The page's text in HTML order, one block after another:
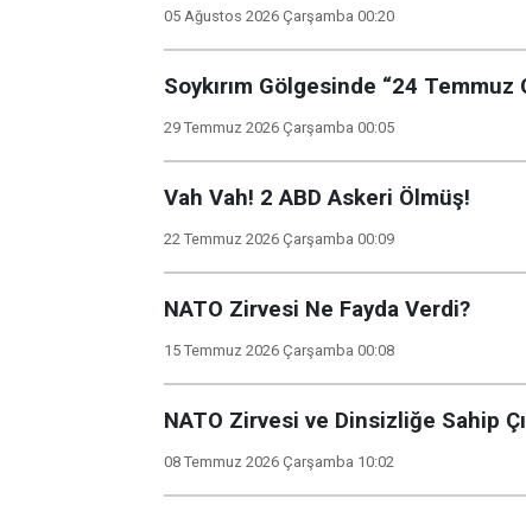
05 Ağustos 2026 Çarşamba 00:20
Soykırım Gölgesinde “24 Temmuz
29 Temmuz 2026 Çarşamba 00:05
Vah Vah! 2 ABD Askeri Ölmüş!
22 Temmuz 2026 Çarşamba 00:09
NATO Zirvesi Ne Fayda Verdi?
15 Temmuz 2026 Çarşamba 00:08
NATO Zirvesi ve Dinsizliğe Sahip
08 Temmuz 2026 Çarşamba 10:02